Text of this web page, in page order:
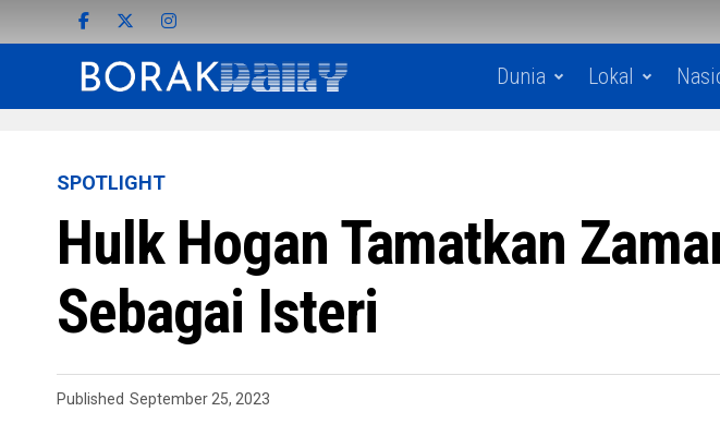
Dunia Lokal
SPOTLIGHT
Hulk Hogan Tamatkan
Sebagai Isteri
Published September 25, 2023